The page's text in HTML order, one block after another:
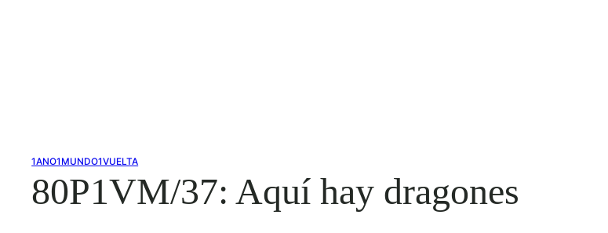
1ANO1MUNDO1VUELTA
80P1VM/37: Aquí hay dragones